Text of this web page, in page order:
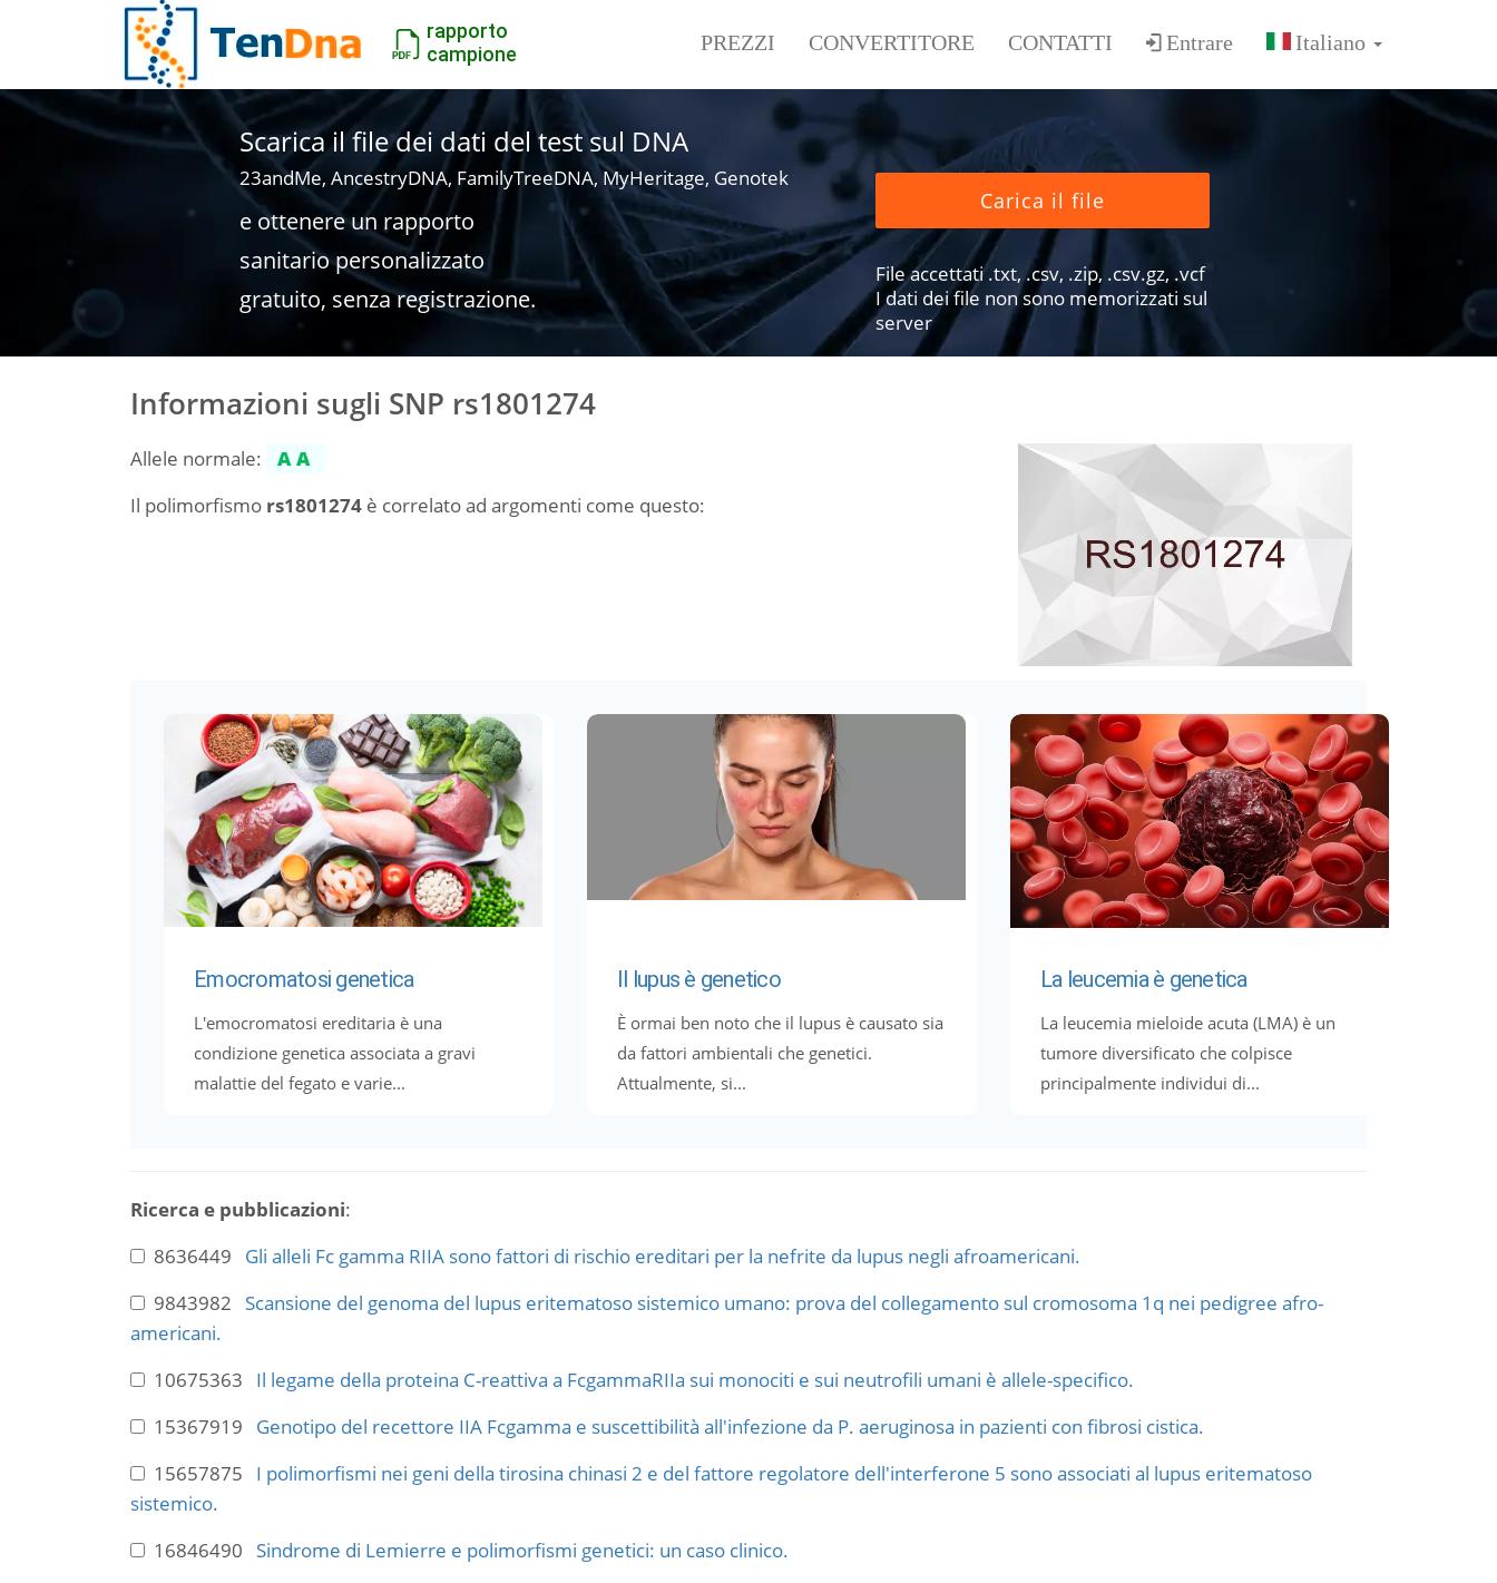
rapporto
campione
PREZZI CONVERTITORE CONTATTI Entrare
Scarica il file dei dati del test sul DNA
23andMe, AncestryDNA, FamilyTreeDNA, MyHeritage, Genotek
e ottenere un rapporto
sanitario personalizzato
gratuito, senza registrazione.
Carica il file
File accettati .txt, .csv, .zip, .csv.gz, .vcf
I dati dei file non sono memorizzati sul
server
Informazioni sugli SNP rs1801274
Allele normale:
AA
Il polimorfismo rs1801274 è correlato ad argomenti come questo:
Emocromatosi genetica
L'emocromatosi ereditaria è una
condizione genetica associata a gravi
malattie del fegato e varie...
Il lupus è genetico
È ormai ben noto che il lupus è causato sia
da fattori ambientali che genetici.
Attualmente, si...
La leucemia è genetica
La leucemia mieloide acuta (LMA) è un
tumore diversificato che colpisce
principalmente individui di...
Ricerca e pubblicazioni:
8636449 Gli alleli Fc gamma RIIA sono fattori di rischio ereditari per la nefrite da lupus negli afroamericani.
9843982 Scansione del genoma del lupus eritematoso sistemico umano: prova del collegamento sul cromosoma 1q nei pedigree afro-
americani.
10675363 Il legame della proteina C-reattiva a FcgammaRIIa sui monociti e sui neutrofili umani è allele-specifico.
15367919 Genotipo del recettore IIA Fcgamma e suscettibilità all'infezione da P. aeruginosa in pazienti con fibrosi cistica.
15657875 I polimorfismi nei geni della tirosina chinasi 2 e del fattore regolatore dell'interferone 5 sono associati al lupus eritematoso
sistemico.
16846490 Sindrome di Lemierre e polimorfismi genetici: un caso clinico.